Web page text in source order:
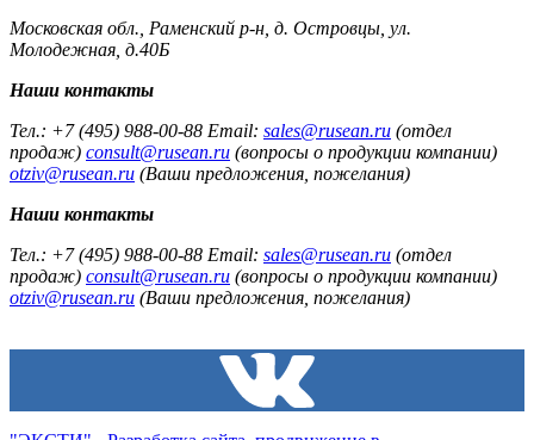
Московская обл., Раменский р-н, д. Островцы, ул.
Молодежная, д.40Б
Наши контакты
Тел.: +7 (495) 988-00-88 Email: sales@rusean.ru (отдел
продаж) consult@rusean.ru (вопросы о продукции компании)
otziv@rusean.ru (Ваши предложения, пожелания)
Наши контакты
Тел.: +7 (495) 988-00-88 Email: sales@rusean.ru (отдел
продаж) consult@rusean.ru (вопросы о продукции компании)
otziv@rusean.ru (Ваши предложения, пожелания)